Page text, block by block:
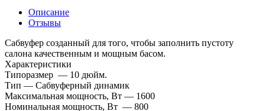
Описание
Отзывы
Cабвуфер созданный для того, чтобы заполнить пустоту
салона качественным и мощным басом.
Характеристики
Типоразмер — 10 дюйм.
Тип — Сабвуферный динамик
Максимальная мощность, Вт — 1600
Номинальная мощность, Вт — 800